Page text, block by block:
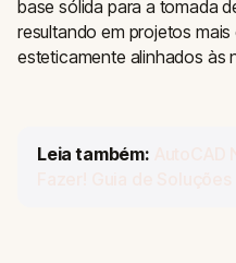
base sólida para a tomada
resultando em projetos
esteticamente alinhados às
Leia também: